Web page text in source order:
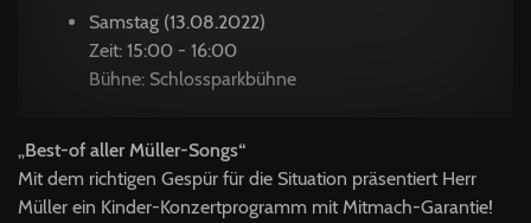
Samstag (13.08.2022)
Zeit: 15:00 - 16:00
Bühne: Schlossparkbühne
„Best-of aller Müller-Songs“
Mit dem richtigen Gespür für die Situation präsentiert Herr
Müller ein Kinder-Konzertprogramm mit Mitmach-Garantie!